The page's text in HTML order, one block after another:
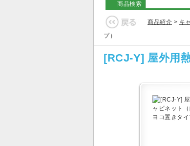
商品検索
商品紹介 > キ
プ）
[RCJ-Y] 屋外用